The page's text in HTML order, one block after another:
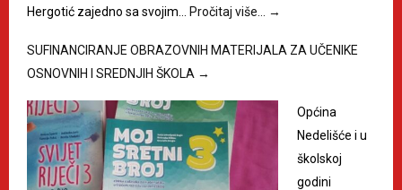
Hergotić zajedno sa svojim…
Pročitaj više… →
SUFINANCIRANJE OBRAZOVNIH MATERIJALA ZA UČENIKE
OSNOVNIH I SREDNJIH ŠKOLA →
Općina
Nedelišće i u
školskoj
godini